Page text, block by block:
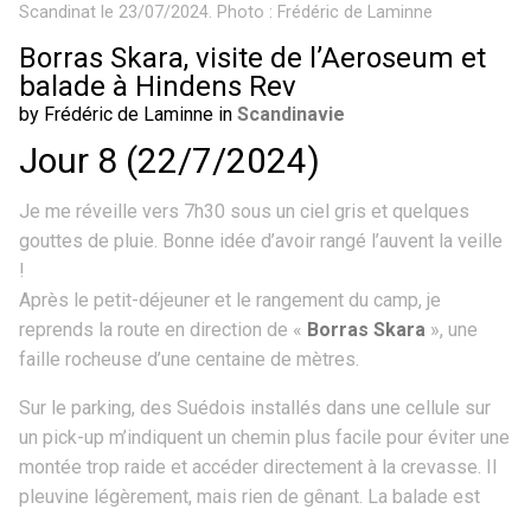
Scandinat le 23/07/2024. Photo : Frédéric de Laminne
Borras Skara, visite de l’Aeroseum et
balade à Hindens Rev
by Frédéric de Laminne in Scandinavie
Jour 8 (22/7/2024)
Je me réveille vers 7h30 sous un ciel gris et quelques
gouttes de pluie. Bonne idée d’avoir rangé l’auvent la veille
!
Après le petit-déjeuner et le rangement du camp, je
reprends la route en direction de « Borras Skara », une
faille rocheuse d’une centaine de mètres.
Sur le parking, des Suédois installés dans une cellule sur
un pick-up m’indiquent un chemin plus facile pour éviter une
montée trop raide et accéder directement à la crevasse. Il
pleuvine légèrement, mais rien de gênant. La balade est